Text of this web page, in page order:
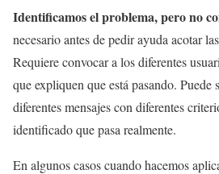
Identificamos el problema, pero no
necesario antes de pedir ayuda acotar
Requiere convocar a los diferentes
que expliquen que está pasando. Puede
diferentes mensajes con diferentes
identificado que pasa realmente.
En algunos casos cuando hacemos